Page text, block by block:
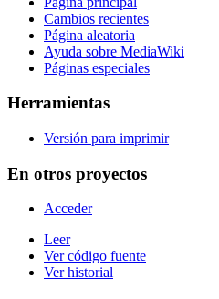
Cambios recientes
Página aleatoria
Ayuda sobre MediaWiki
Páginas especiales
Herramientas
Versión para imprimir
En otros proyectos
Acceder
Leer
Ver código fuente
Ver historial